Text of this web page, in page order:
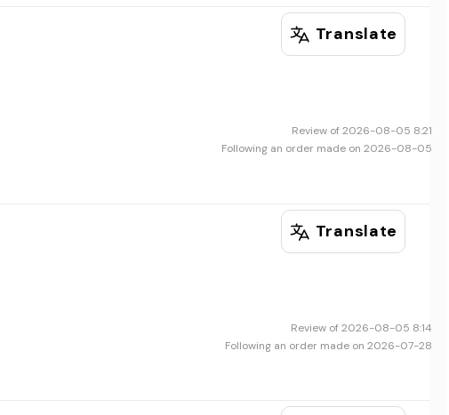
Translate
Review of 2026-08-05 8:21
Following an order made on 2026-08-05
Translate
Review of 2026-08-05 8:14
Following an order made on 2026-07-28